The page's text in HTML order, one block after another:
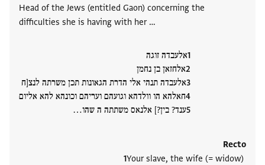
Head of the Jews (entitled Gaon) concerning the
difficulties she is having with her …
אלעבדה זוגה
אלחזאן בן נחמן
אלעבדה תנהי אלי הדרת הגאונות תכן משרתה לנצ[ח
חאלהא הו וולדהא וגועהם ועריהם וכונהא להא אליום
ענד? בין?] אלנאס משתתה ה שהו‮…
Recto
Your slave, the wife (= widow)